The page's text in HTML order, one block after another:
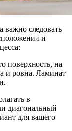
важно следовать
и
поверхность, на
и ровна. Ламинат
в
диагональный
для вашего